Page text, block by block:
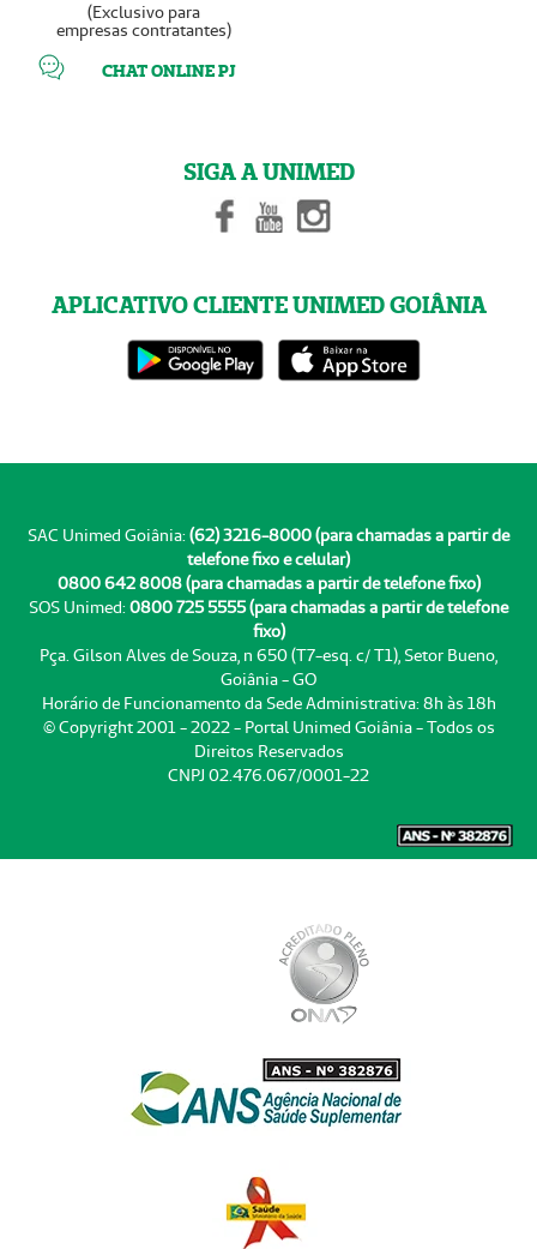
(Exclusivo para
empresas contratantes)
CHAT ONLINE PJ
SIGA A UNIMED
APLICATIVO CLIENTE UNIMED GOIÂNIA
SAC Unimed Goiânia: (62) 3216-8000 (para chamadas a partir de
telefone fixo e celular)
0800 642 8008 (para chamadas a partir de telefone fixo)
SOS Unimed: 0800 725 5555 (para chamadas a partir de telefone
fixo)
Pça. Gilson Alves de Souza, n 650 (T7-esq. c/ T1), Setor Bueno,
Goiânia - GO
Horário de Funcionamento da Sede Administrativa: 8h às 18h
© Copyright 2001 - 2022 - Portal Unimed Goiânia - Todos os
Direitos Reservados
CNPJ 02.476.067/0001-22